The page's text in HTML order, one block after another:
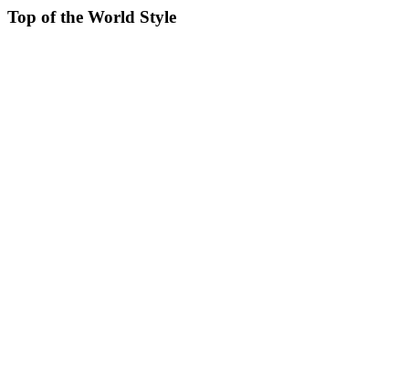
Top of the World Style